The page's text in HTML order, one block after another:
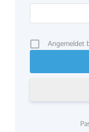
Angemeldet